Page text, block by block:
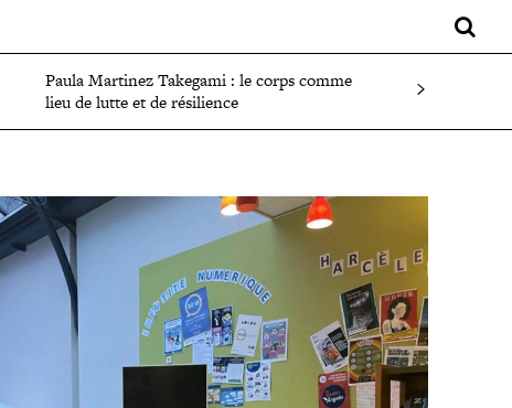
Paula Martinez Takegami : le corps comme
lieu de lutte et de résilience